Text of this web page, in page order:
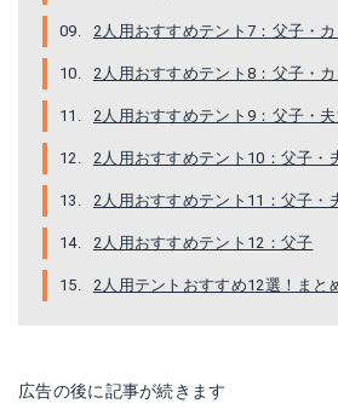
2人用おすすめテント7：父子・
2人用おすすめテント8：父子・
2人用おすすめテント9：父子・
2人用おすすめテント10：父子・
2人用おすすめテント11：父子・
2人用おすすめテント12：父子
2人用テントおすすめ12選！まと
広告の後に記事が続きます
DOD(ディーオーディー) ライダーズバイクインテント
Amazonで詳細を見る
Yahoo!ショッピングで見る